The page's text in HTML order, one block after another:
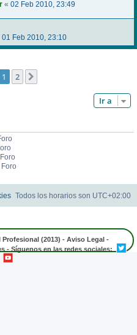
« 02 Feb 2010, 23:49
01 Feb 2010, 23:10
1 2
Ir a
Todos los horarios son UTC+02:00
(2013) - Aviso Legal -
- Síguenos en las redes sociales: